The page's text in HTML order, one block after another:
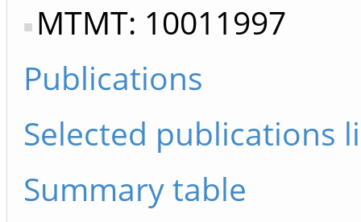
MTMT: 10011997
Publications
Selected publications
Summary table